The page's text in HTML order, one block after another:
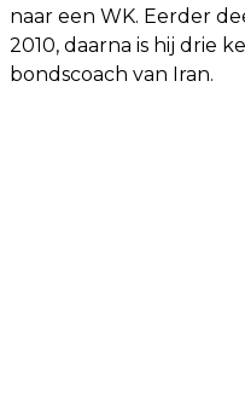
naar een WK. Eerder
2010, daarna is hij drie
bondscoach van Iran.